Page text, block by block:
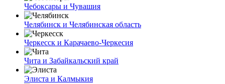
Чебоксары и Чувашия
Челябинск и Челябинская область
Черкесск и Карачаево-Черкесия
Чита и Забайкальский край
Элиста и Калмыкия